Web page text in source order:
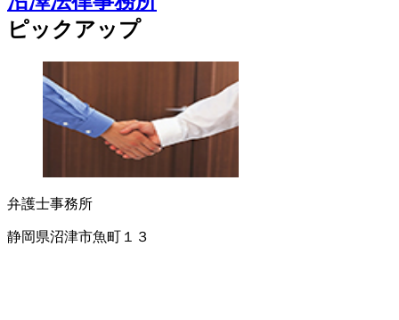
ピックアップ
弁護士事務所
静岡県沼津市魚町１３